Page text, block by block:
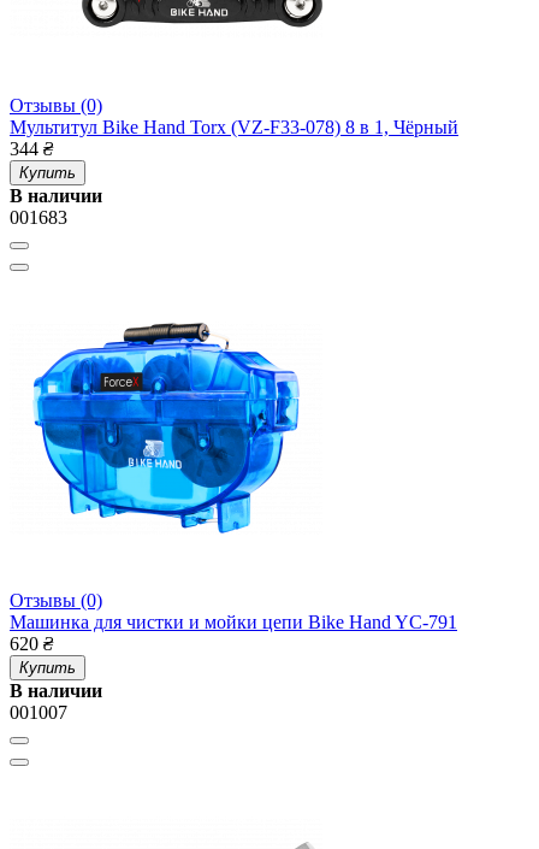
Отзывы (0)
Мультитул Bike Hand Torx (VZ-F33-078) 8 в 1, Чёрный
344 ₴
Купить
В наличии
001683
Отзывы (0)
Машинка для чистки и мойки цепи Bike Hand YC-791
620 ₴
Купить
В наличии
001007